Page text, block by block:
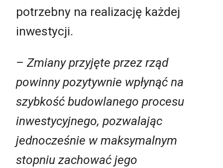
potrzebny na realizację każdej
inwestycji.
– Zmiany przyjęte przez rząd
powinny pozytywnie wpłynąć na
szybkość budowlanego procesu
inwestycyjnego, pozwalając
jednocześnie w maksymalnym
stopniu zachować jego